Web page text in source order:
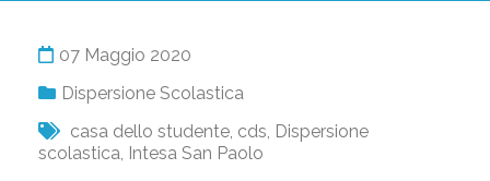
07 Maggio 2020
Dispersione Scolastica
casa dello studente, cds, Dispersione
scolastica, Intesa San Paolo